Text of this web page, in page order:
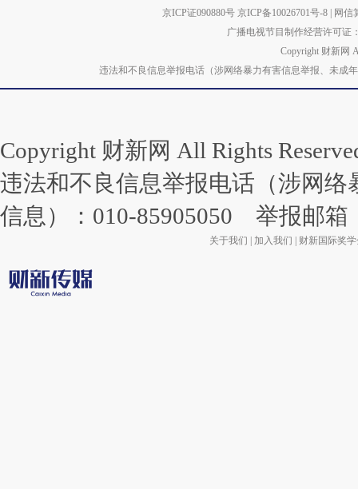
京ICP证090880号 京ICP备10026701号-8
网信
广播电视节目制作经营许可证
Copyright 财新网
违法和不良信息举报电话（涉网络暴力有害信息举报、未成
Copyright 财新网 All Rights
违法和不良信息举报电话（涉网
信息）：010-85905050 举报邮箱
关于我们 加入我们 财新国际奖